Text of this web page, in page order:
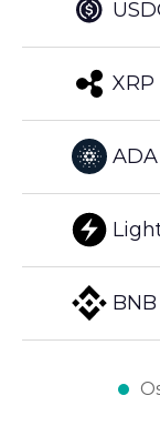
XRP
ADA
BNB